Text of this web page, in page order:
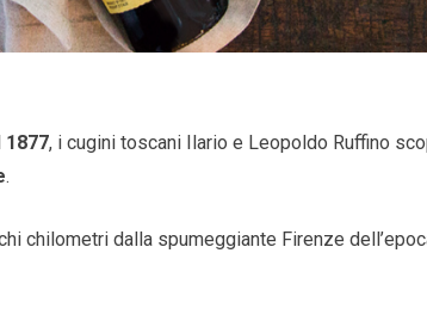
1877, i cugini toscani Ilario e Leopoldo Ruffino
.
chilometri dalla spumeggiante Firenze